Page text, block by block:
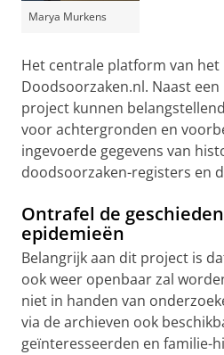
Marya Murkens
Het centrale platform van het
Doodsoorzaken.nl. Naast
project kunnen
voor achtergronden en
ingevoerde gegevens van
doodsoorzaken-registers en
Ontrafel de
epidemieën
Belangrijk aan dit project is
ook weer openbaar zal
niet in handen van
via de archieven ook
geïnteresseerden en familie-